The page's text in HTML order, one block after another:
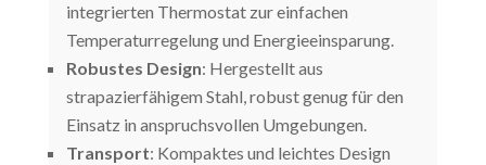
integrierten Thermostat zur einfachen
Temperaturregelung und Energieeinsparung.
Robustes Design: Hergestellt aus
strapazierfähigem Stahl, robust genug für den
Einsatz in anspruchsvollen Umgebungen.
Transport: Kompaktes und leichtes Design